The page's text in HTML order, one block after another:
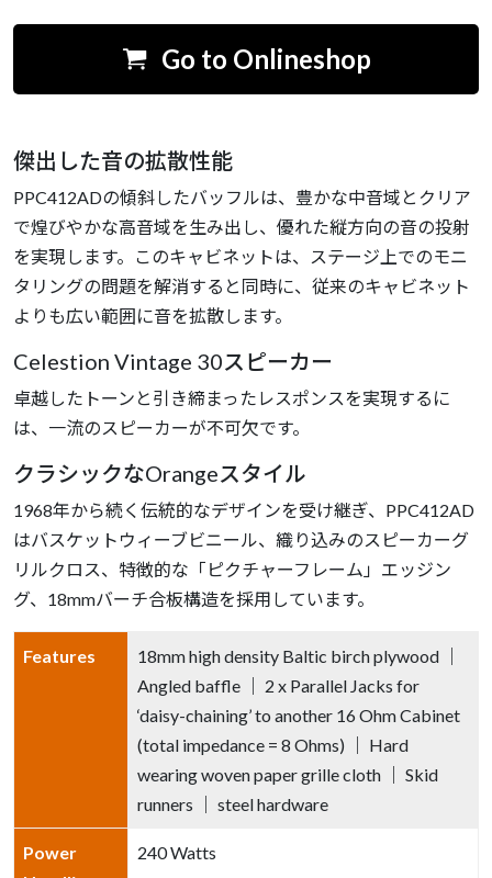
Go to Onlineshop
傑出した音の拡散性能
PPC412ADの傾斜したバッフルは、豊かな中音域とクリア
で煌びやかな高音域を生み出し、優れた縦方向の音の投射
を実現します。このキャビネットは、ステージ上でのモニ
タリングの問題を解消すると同時に、従来のキャビネット
よりも広い範囲に音を拡散します。
Celestion Vintage 30スピーカー
卓越したトーンと引き締まったレスポンスを実現するに
は、一流のスピーカーが不可欠です。
クラシックなOrangeスタイル
1968年から続く伝統的なデザインを受け継ぎ、PPC412AD
はバスケットウィーブビニール、織り込みのスピーカーグ
リルクロス、特徴的な「ピクチャーフレーム」エッジン
グ、18mmバーチ合板構造を採用しています。
Features
18mm high density Baltic birch plywood ｜
Angled baffle ｜ 2 x Parallel Jacks for
‘daisy-chaining’ to another 16 Ohm Cabinet
(total impedance = 8 Ohms) ｜ Hard
wearing woven paper grille cloth ｜ Skid
runners ｜ steel hardware
Power
240 Watts